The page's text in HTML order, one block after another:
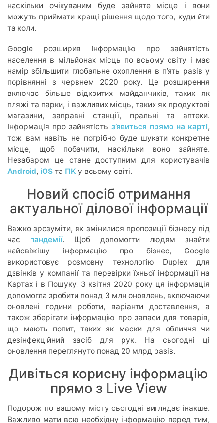
наскільки очікуваним буде зайняте місце і вони
можуть приймати кращі рішення щодо того, куди йти
та коли.
Google розширив інформацію про зайнятість
населення в мільйонах місць по всьому світу і має
намір збільшити глобальне охоплення в п’ять разів у
порівнянні з червнем 2020 року. Це розширення
включає більше відкритих майданчиків, таких як
пляжі та парки, і важливих місць, таких як продуктові
магазини, заправні станції, пральні та аптеки.
Інформація про зайнятість з’явиться прямо на карті,
тож вам навіть не потрібно буде шукати конкретне
місце, щоб побачити, наскільки воно зайняте.
Незабаром це стане доступним для користувачів
Android, iOS та ПК у всьому світі.
Новий спосіб отримання
актуальної ділової інформації
Важко зрозуміти, як змінилися пропозиції бізнесу під
час пандемії. Щоб допомогти людям знайти
найсвіжішу інформацію про бізнес, Google
використовує розмовну технологію Duplex для
дзвінків у компанії та перевірки їхньої інформації на
Картах і в Пошуку. З квітня 2020 року ця інформація
допомогла зробити понад 3 млн оновлень, включаючи
оновлені години роботи, варіанти доставлення, а
також зберігати інформацію про запаси для товарів,
що мають попит, таких як маски для обличчя чи
дезінфекційний засіб для рук. На сьогодні ці
оновлення переглянуто понад 20 млрд разів.
Дивіться корисну інформацію
прямо з Live View
Подорож по вашому місту сьогодні виглядає інакше.
Важливо мати всю необхідну інформацію перед тим,